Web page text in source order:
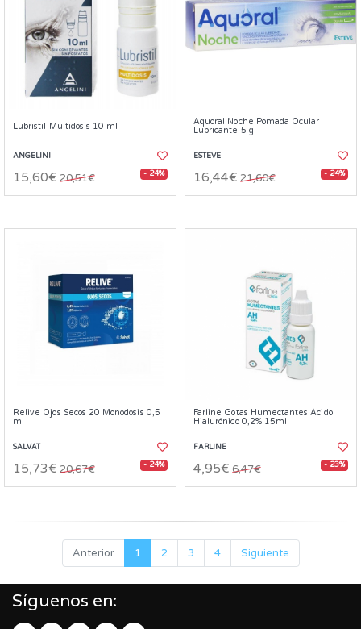
Lubristil Multidosis 10 ml
ANGELINI
15,60€ 20,51€ - 24%
Aquoral Noche Pomada Ocular
Lubricante 5 g
ESTEVE
16,44€ 21,60€ - 24%
Relive Ojos Secos 20 Monodosis 0,5
ml
SALVAT
15,73€ 20,67€ - 24%
Farline Gotas Humectantes Ácido
Hialurónico 0,2% 15ml
FARLINE
4,95€ 6,47€ - 23%
Anterior 1 2 3 4 Siguiente
Síguenos en: